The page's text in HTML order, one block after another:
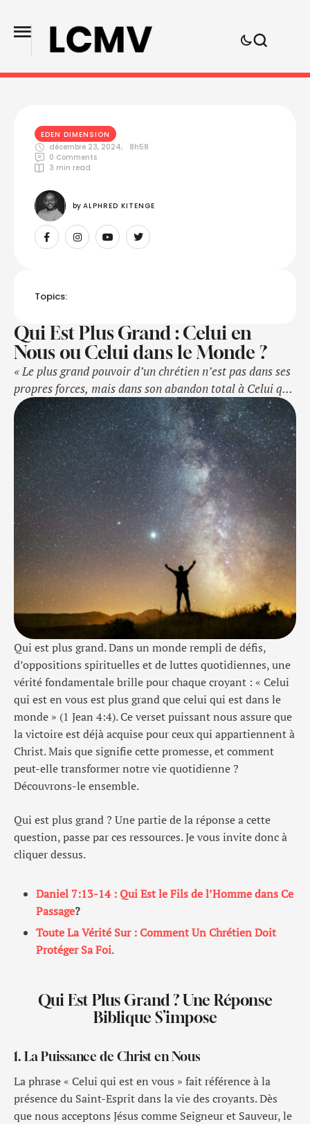
EDEN DIMENSION
décembre 23, 2024,
8h58
0 Comments
3 min read
by ALPHRED KITENGE
Topics:
Qui Est Plus Grand : Celui en
Nous ou Celui dans le Monde ?
« Le plus grand pouvoir d’un chrétien n’est pas dans ses
propres forces, mais dans son abandon total à Celui qui
a déjà remporté la victoire. »
Qui est plus grand. Dans un monde rempli de défis,
d’oppositions spirituelles et de luttes quotidiennes, une
vérité fondamentale brille pour chaque croyant : « Celui
qui est en vous est plus grand que celui qui est dans le
monde » (1 Jean 4:4). Ce verset puissant nous assure que
la victoire est déjà acquise pour ceux qui appartiennent à
Christ. Mais que signifie cette promesse, et comment
peut-elle transformer notre vie quotidienne ?
Découvrons-le ensemble.
Qui est plus grand ? Une partie de la réponse a cette
question, passe par ces ressources. Je vous invite donc à
cliquer dessus.
Daniel 7:13-14 : Qui Est le Fils de l’Homme dans Ce
Passage?
Toute La Vérité Sur : Comment Un Chrétien Doit
Protéger Sa Foi.
Qui Est Plus Grand ? Une Réponse
Biblique S’impose
1. La Puissance de Christ en Nous
La phrase « Celui qui est en vous » fait référence à la
présence du Saint-Esprit dans la vie des croyants. Dès
que nous acceptons Jésus comme Seigneur et Sauveur, le